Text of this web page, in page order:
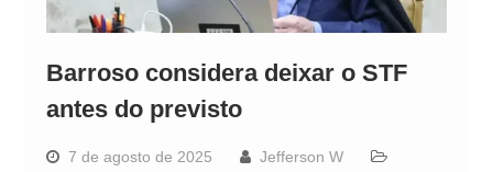
Barroso considera deixar o STF
antes do previsto
7 de agosto de 2025
Jefferson W